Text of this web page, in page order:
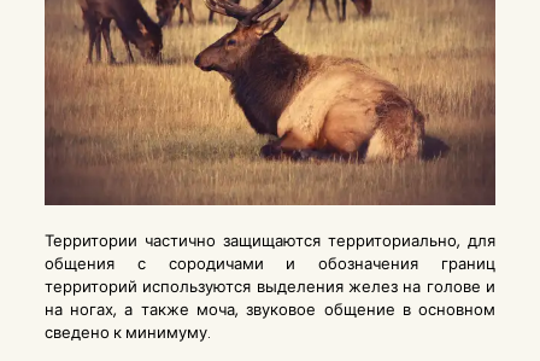
Территории частично защищаются территориально, для
общения с сородичами и обозначения границ
территорий используются выделения желез на голове и
на ногах, а также моча, звуковое общение в основном
сведено к минимуму.